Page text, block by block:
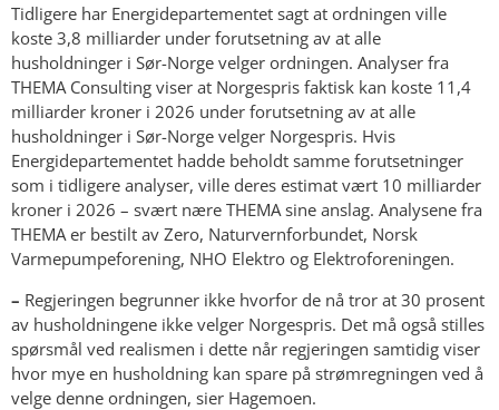
Tidligere har Energidepartementet sagt at ordningen ville
koste 3,8 milliarder under forutsetning av at alle
husholdninger i Sør-Norge velger ordningen. Analyser fra
THEMA Consulting viser at Norgespris faktisk kan koste 11,4
milliarder kroner i 2026 under forutsetning av at alle
husholdninger i Sør-Norge velger Norgespris. Hvis
Energidepartementet hadde beholdt samme forutsetninger
som i tidligere analyser, ville deres estimat vært 10 milliarder
kroner i 2026 – svært nære THEMA sine anslag. Analysene fra
THEMA er bestilt av Zero, Naturvernforbundet, Norsk
Varmepumpeforening, NHO Elektro og Elektroforeningen.
– Regjeringen begrunner ikke hvorfor de nå tror at 30 prosent
av husholdningene ikke velger Norgespris. Det må også stilles
spørsmål ved realismen i dette når regjeringen samtidig viser
hvor mye en husholdning kan spare på strømregningen ved å
velge denne ordningen, sier Hagemoen.